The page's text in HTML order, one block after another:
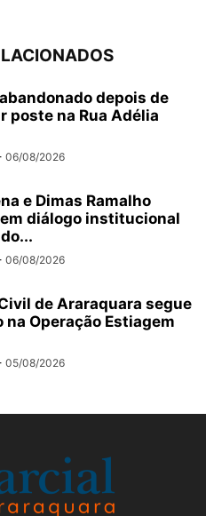
depois de
poste na Rua Adélia
06/08/2026
e Dimas Ramalho
diálogo institucional
06/08/2026
de Araraquara segue
na Operação Estiagem
05/08/2026